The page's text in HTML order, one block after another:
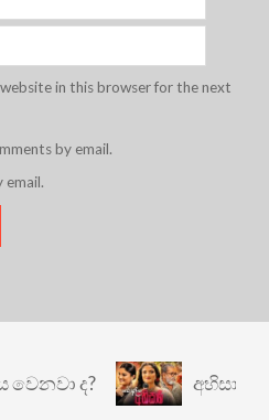
website in this browser for the next
by email.
email.
ද? අභිසාරී: